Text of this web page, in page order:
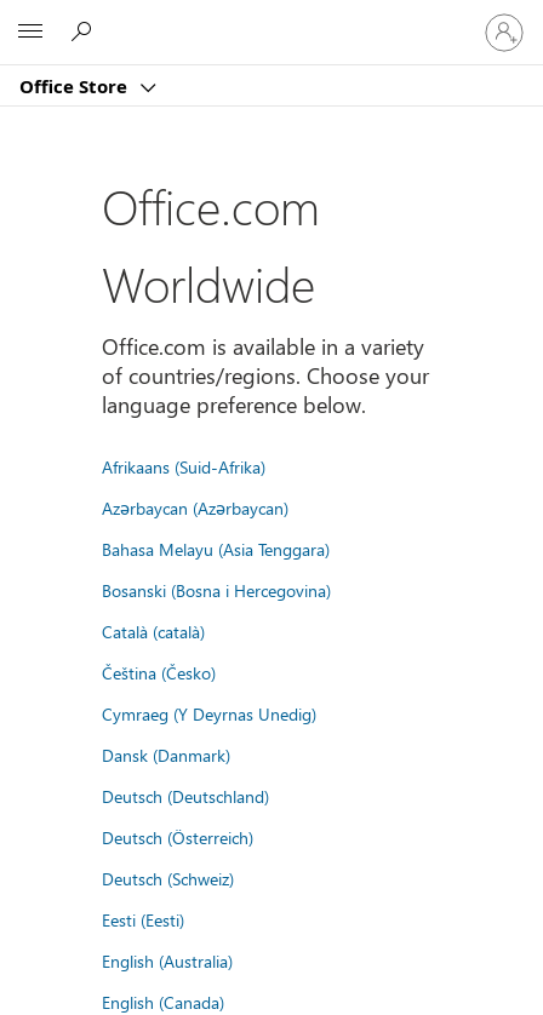
Office Store
Sign
in
to
account
Office.com
Worldwide
Office.com is available in a variety
of countries/regions. Choose your
language preference below.
Afrikaans (Suid-Afrika)
Azərbaycan (Azərbaycan)
Bahasa Melayu (Asia Tenggara)
Bosanski (Bosna i Hercegovina)
Català (català)
Čeština (Česko)
Cymraeg (Y Deyrnas Unedig)
Dansk (Danmark)
Deutsch (Deutschland)
Deutsch (Österreich)
Deutsch (Schweiz)
Eesti (Eesti)
English (Australia)
English (Canada)